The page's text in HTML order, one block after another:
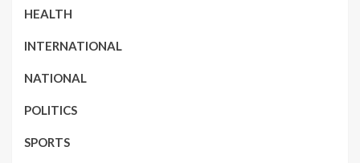
HEALTH
INTERNATIONAL
NATIONAL
POLITICS
SPORTS